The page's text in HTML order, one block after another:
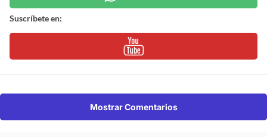
Suscríbete en:
Mostrar Comentarios